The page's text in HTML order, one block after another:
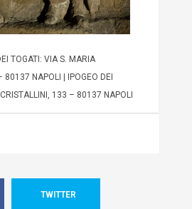
TOGATI: VIA S. MARIA
NAPOLI | IPOGEO DEI
133 – 80137 NAPOLI
TWITTER